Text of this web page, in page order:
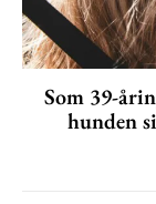
Som 39-
hunden